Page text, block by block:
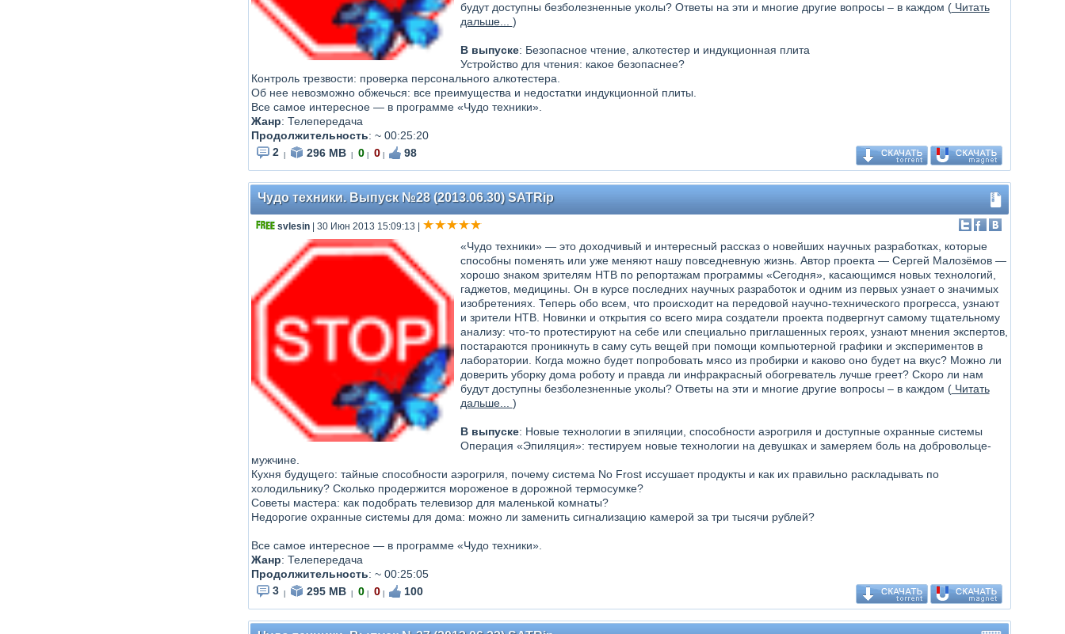
будут доступны безболезненные уколы? Ответы на эти и многие другие вопросы – в каждом (Читать
дальше... )
В выпуске: Безопасное чтение, алкотестер и индукционная плита
Устройство для чтения: какое безопаснее?
Контроль трезвости: проверка персонального алкотестера.
Об нее невозможно обжечься: все преимущества и недостатки индукционной плиты.
Все самое интересное — в программе «Чудо техники».
Жанр: Телепередача
Продолжительность: ~ 00:25:20
2
296 MB 0 0 98
Чудо техники. Выпуск №28 (2013.06.30) SATRip
svlesin| 30 Июн 2013 15:09:13
«Чудо техники» — это доходчивый и интересный рассказ о новейших научных разработках, которые
способны поменять или уже меняют нашу повседневную жизнь. Автор проекта — Сергей Малозёмов —
хорошо знаком зрителям НТВ по репортажам программы «Сегодня», касающимся новых технологий,
гаджетов, медицины. Он в курсе последних научных разработок и одним из первых узнает о значимых
изобретениях. Теперь обо всем, что происходит на передовой научно-технического прогресса, узнают
и зрители НТВ. Новинки и открытия со всего мира создатели проекта подвергнут самому тщательному
анализу: что-то протестируют на себе или специально приглашенных героях, узнают мнения экспертов,
постараются проникнуть в саму суть вещей при помощи компьютерной графики и экспериментов в
лаборатории. Когда можно будет попробовать мясо из пробирки и каково оно будет на вкус? Можно ли
доверить уборку дома роботу и правда ли инфракрасный обогреватель лучше греет? Скоро ли нам
будут доступны безболезненные уколы? Ответы на эти и многие другие вопросы – в каждом (Читать
дальше... )
В выпуске: Новые технологии в эпиляции, способности аэрогриля и доступные охранные системы
Операция «Эпиляция»: тестируем новые технологии на девушках и замеряем боль на добровольце-
мужчине.
Кухня будущего: тайные способности аэрогриля, почему система No Frost иссушает продукты и как их правильно раскладывать по
холодильнику? Сколько продержится мороженое в дорожной термосумке?
Советы мастера: как подобрать телевизор для маленькой комнаты?
Недорогие охранные системы для дома: можно ли заменить сигнализацию камерой за три тысячи рублей?
Все самое интересное — в программе «Чудо техники».
Жанр: Телепередача
Продолжительность: ~ 00:25:05
3
295 MB 0 0 100